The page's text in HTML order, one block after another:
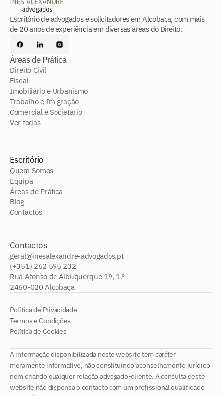
Escritório de advogados e solicitadores em Alcobaça, com mais
de 20 anos de experiência em diversas áreas do Direito.
Áreas de Prática
Direito Civil
Fiscal
Imobiliário e Urbanismo
Trabalho e Imigração
Comercial e Societário
Ver todas
Escritório
Quem Somos
Equipa
Áreas de Prática
Blog
Contactos
Contactos
geral@inesalexandre-advogados.pt
(+351) 262 595 232
Rua Afonso de Albuquerque 19, 1.º
2460-020 Alcobaça
Política de Privacidade
Termos e Condições
Política de Cookies
A informação disponibilizada neste website tem caráter
meramente informativo, não constituindo aconselhamento jurídico
nem criando qualquer relação advogado-cliente. A consulta deste
website não dispensa o contacto com um profissional qualificado